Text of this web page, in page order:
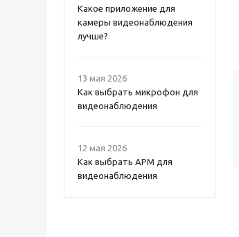
Какое приложение для
камеры видеонаблюдения
лучше?
13 мая 2026
Как выбрать микрофон для
видеонаблюдения
12 мая 2026
Как выбрать APM для
видеонаблюдения